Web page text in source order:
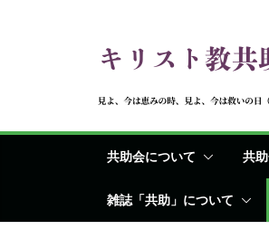
へ
共助会について 共
雑誌「共助」について